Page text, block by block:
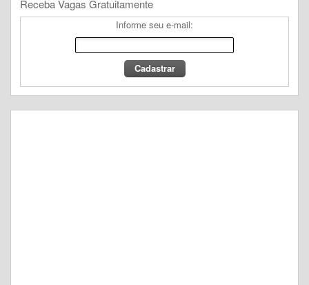
Receba Vagas Gratuitamente
Informe seu e-mail: